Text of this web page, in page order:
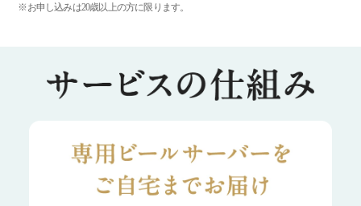
※お申し込みは20歳以上の方に限ります。